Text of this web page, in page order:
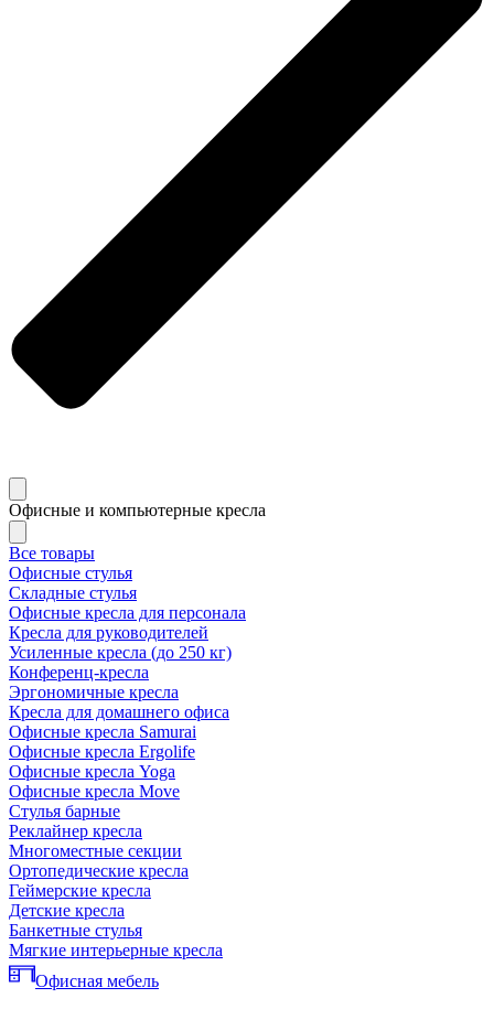
Офисные и компьютерные кресла
Все товары
Офисные стулья
Складные стулья
Офисные кресла для персонала
Кресла для руководителей
Усиленные кресла (до 250 кг)
Конференц-кресла
Эргономичные кресла
Кресла для домашнего офиса
Офисные кресла Samurai
Офисные кресла Ergolife
Офисные кресла Yoga
Офисные кресла Move
Стулья барные
Реклайнер кресла
Многоместные секции
Ортопедические кресла
Геймерские кресла
Детские кресла
Банкетные стулья
Мягкие интерьерные кресла
Офисная мебель